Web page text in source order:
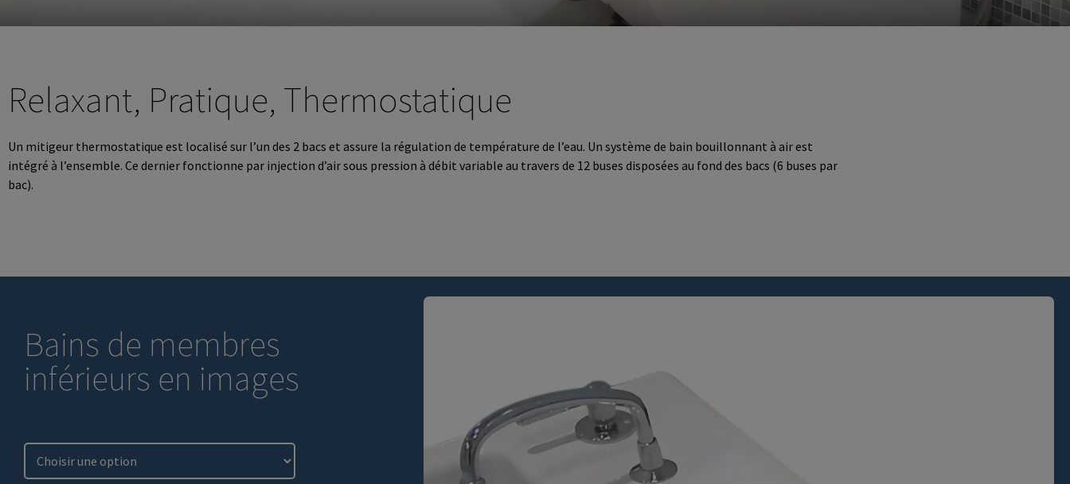
Relaxant, Pratique, Thermostatique
Un mitigeur thermostatique est localisé sur l’un des 2 bacs et assure la régulation de température de l’eau. Un système de bain bouillonnant à air est
intégré à l’ensemble. Ce dernier fonctionne par injection d’air sous pression à débit variable au travers de 12 buses disposées au fond des bacs (6 buses par
bac).
Bains de membres
inférieurs en images